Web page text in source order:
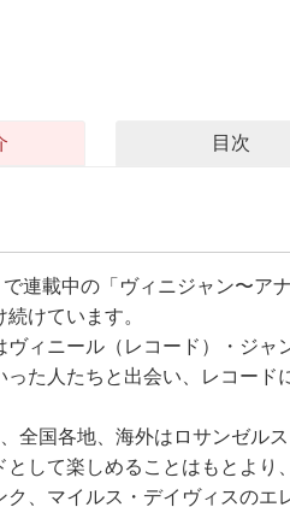
目次
で連載中の「ヴィニジャン〜ア
けています。
ヴィニール（レコード）・ジ
った人たちと出会い、レコー
全国各地、海外はロサンゼル
として楽しめることはもとよ
ク、マイルス・デイヴィスの